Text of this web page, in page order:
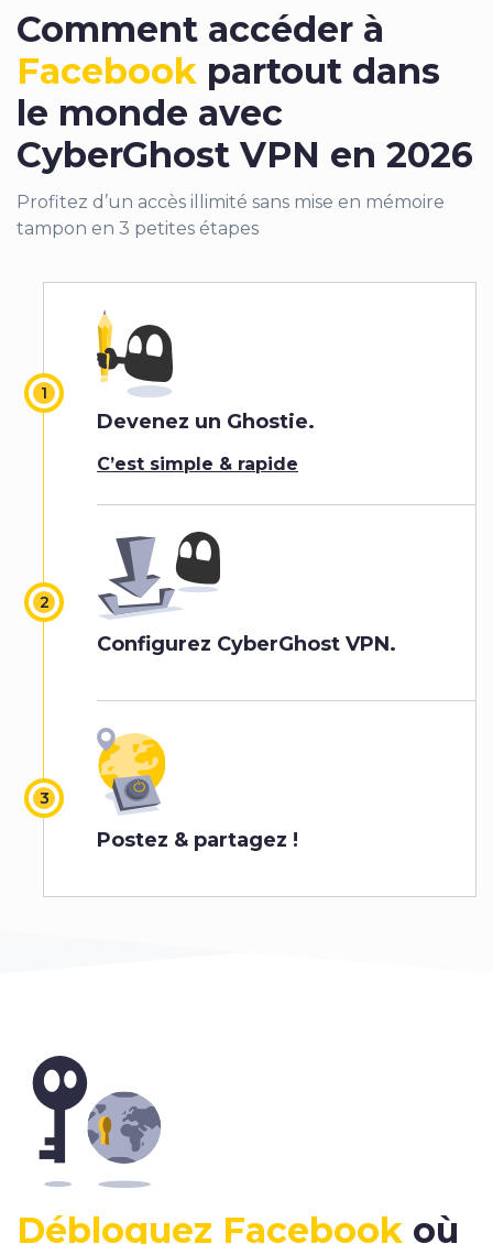
Comment accéder à
Facebook partout dans
le monde avec
CyberGhost VPN en 2026
Profitez d’un accès illimité sans mise en mémoire
tampon en 3 petites étapes
Devenez un Ghostie.
C’est simple & rapide
Configurez CyberGhost VPN.
Postez & partagez !
Débloquez Facebook où